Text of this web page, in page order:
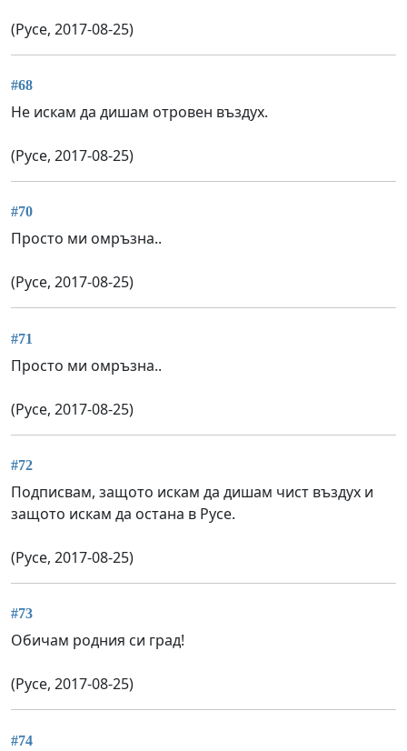
(Русе, 2017-08-25)
#68
Не искам да дишам отровен въздух.
(Русе, 2017-08-25)
#70
Просто ми омръзна..
(Русе, 2017-08-25)
#71
Просто ми омръзна..
(Русе, 2017-08-25)
#72
Подписвам, защото искам да дишам чист въздух и
защото искам да остана в Русе.
(Русе, 2017-08-25)
#73
Обичам родния си град!
(Русе, 2017-08-25)
#74